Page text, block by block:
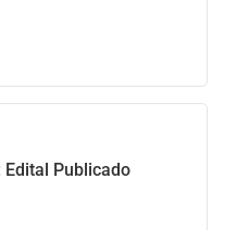
Edital Publicado